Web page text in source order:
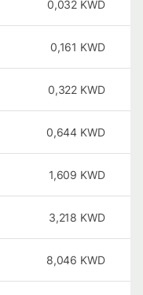
0,032 KWD
0,161 KWD
0,322 KWD
0,644 KWD
1,609 KWD
3,218 KWD
8,046 KWD